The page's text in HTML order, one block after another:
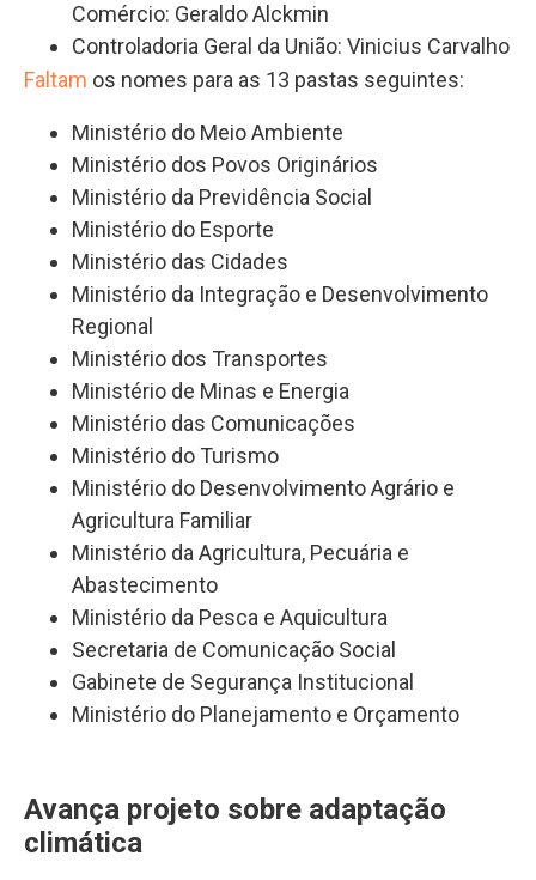
Comércio: Geraldo Alckmin
Controladoria Geral da União: Vinicius Carvalho
Faltam os nomes para as 13 pastas seguintes:
Ministério do Meio Ambiente
Ministério dos Povos Originários
Ministério da Previdência Social
Ministério do Esporte
Ministério das Cidades
Ministério da Integração e Desenvolvimento
Regional
Ministério dos Transportes
Ministério de Minas e Energia
Ministério das Comunicações
Ministério do Turismo
Ministério do Desenvolvimento Agrário e
Agricultura Familiar
Ministério da Agricultura, Pecuária e
Abastecimento
Ministério da Pesca e Aquicultura
Secretaria de Comunicação Social
Gabinete de Segurança Institucional
Ministério do Planejamento e Orçamento
Avança projeto sobre adaptação
climática